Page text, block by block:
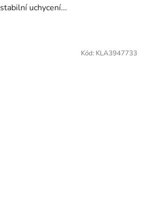
stabilní uchycení...
Kód: KLA3947733